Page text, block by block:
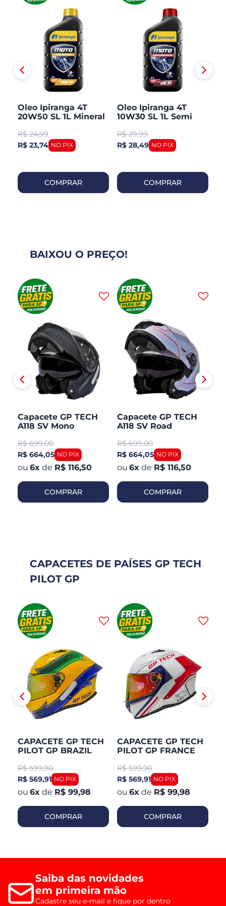
Oleo Ipiranga 4T
20W50 SL 1L Mineral
R$ 24,99
R$ 23,74
COMPRAR
Oleo Ipiranga 4T
10W30 SL 1L Semi
R$ 29,99
R$ 28,49
COMPRAR
BAIXOU O PREÇO!
Capacete GP TECH
A118 SV Mono
Fosco
R$ 699,00
R$ 664,05
6x de R$ 116,50
COMPRAR
Capacete GP TECH
A118 SV Road
R$ 699,00
R$ 664,05
6x de R$ 116,50
COMPRAR
CAPACETES DE PAÍSES GP TECH
PILOT GP
CAPACETE GP TECH
PILOT GP BRAZIL
R$ 599,90
R$ 569,91
6x de R$ 99,98
COMPRAR
CAPACETE GP TECH
PILOT GP FRANCE
R$ 599,90
R$ 569,91
6x de R$ 99,98
COMPRAR
Saiba das novidades
em primeira mão
Cadastre seu e-mail e fique por dentro